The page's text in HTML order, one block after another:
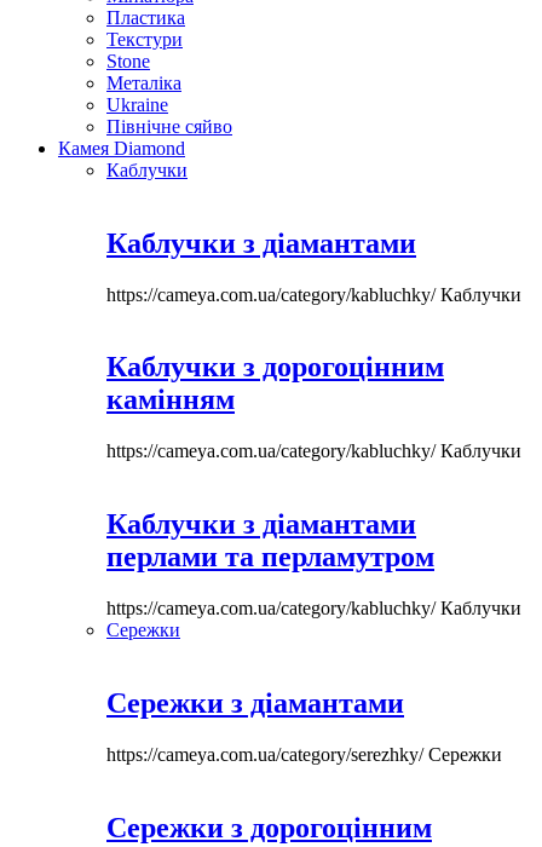
Пластика
Текстури
Stone
Металіка
Ukraine
Північне сяйво
Камея Diamond
Каблучки
Каблучки з діамантами
https://cameya.com.ua/category/kabluchky/Каблучки
Каблучки з дорогоцінним
камінням
https://cameya.com.ua/category/kabluchky/Каблучки
Каблучки з діамантами
перлами та перламутром
https://cameya.com.ua/category/kabluchky/Каблучки
Сережки
Сережки з діамантами
https://cameya.com.ua/category/serezhky/Сережки
Сережки з дорогоцінним